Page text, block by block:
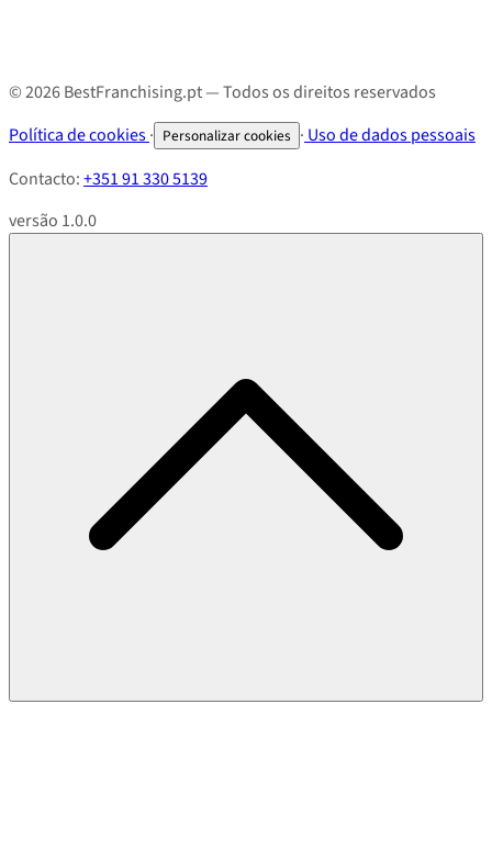
© 2026 BestFranchising.pt — Todos os direitos reservados
Política de cookies· Personalizar cookies · Uso de dados pessoais
Contacto:+351 91 330 5139
versão 1.0.0